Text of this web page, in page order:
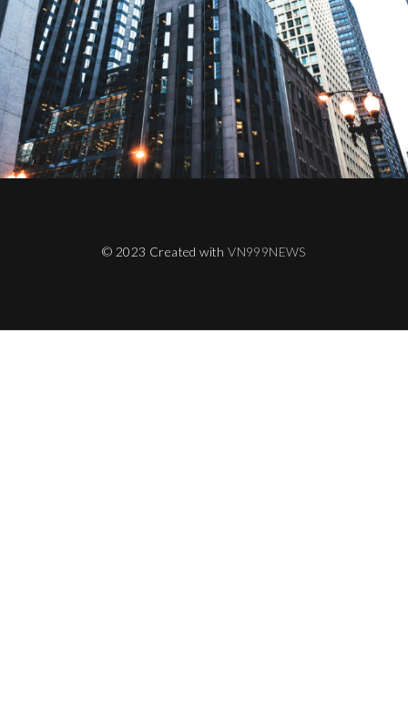
© 2023 Created withVN999NEWS